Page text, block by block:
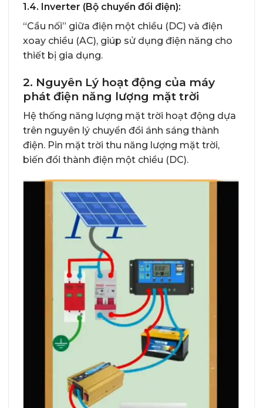
1.4. Inverter (Bộ chuyển đổi điện):
“Cầu nối” giữa điện một chiều (DC) và điện
xoay chiều (AC), giúp sử dụng điện năng cho
thiết bị gia dụng.
2. Nguyên Lý hoạt động của máy
phát điện năng lượng mặt trời
Hệ thống năng lượng mặt trời hoạt động dựa
trên nguyên lý chuyển đổi ánh sáng thành
điện. Pin mặt trời thu năng lượng mặt trời,
biến đổi thành điện một chiều (DC).